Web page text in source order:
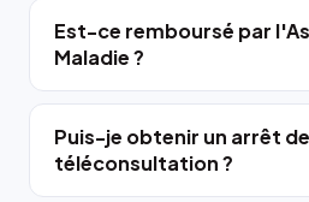
Est-ce remboursé par
Maladie ?
Puis-je obtenir un arrêt
téléconsultation ?